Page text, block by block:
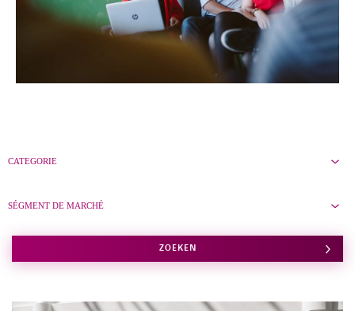
CATEGORIE
SÉGMENT DE MARCHÉ
ZOEKEN